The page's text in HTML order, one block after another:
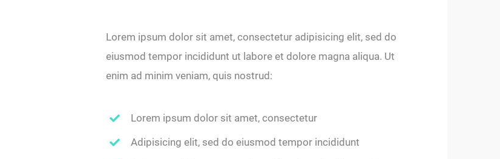
Lorem ipsum dolor sit amet, consectetur adipisicing elit, sed do
eiusmod tempor incididunt ut labore et dolore magna aliqua. Ut
enim ad minim veniam, quis nostrud:
Lorem ipsum dolor sit amet, consectetur
Adipisicing elit, sed do eiusmod tempor incididunt